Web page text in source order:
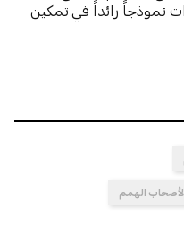
نموذجاً رائداً في تمكين
لأصحاب الهمم